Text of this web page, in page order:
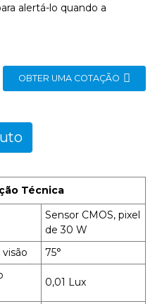
alertá-lo quando a
OBTER UMA COTAÇÃO
Técnica
Sensor CMOS, pixel
de 30 W
75°
0,01 Lux